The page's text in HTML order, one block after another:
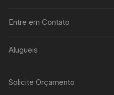
Entre em Contato
Alugueis
Solicite Orçamento